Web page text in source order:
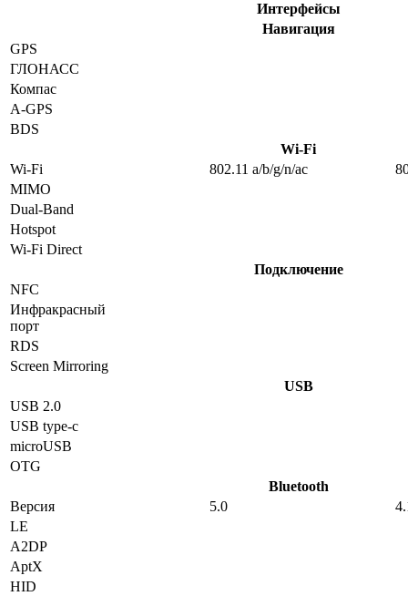
Интерфейсы
Навигация
GPS
ГЛОНАСС
Компас
A-GPS
BDS
Wi-Fi
Wi-Fi
802.11 a/b/g/n/ac
MIMO
Dual-Band
Hotspot
Wi-Fi Direct
Подключение
NFC
Инфракрасный
порт
RDS
Screen Mirroring
USB
USB 2.0
USB type-c
microUSB
OTG
Bluetooth
Версия
5.0
LE
A2DP
AptX
HID